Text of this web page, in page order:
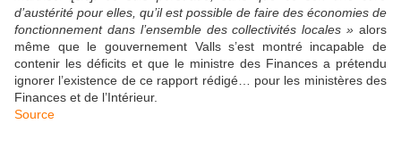
d’austérité pour elles, qu’il est possible de faire des économies de
fonctionnement dans l’ensemble des collectivités locales » alors
même que le gouvernement Valls s’est montré incapable de
contenir les déficits et que le ministre des Finances a prétendu
ignorer l’existence de ce rapport rédigé… pour les ministères des
Finances et de l’Intérieur.
Source